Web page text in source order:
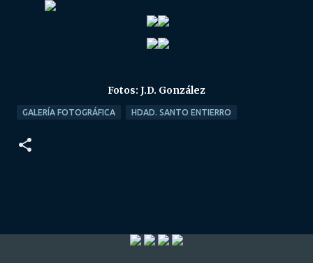
Fotos: J.D. González
GALERÍA FOTOGRÁFICA HDAD. SANTO ENTIERRO